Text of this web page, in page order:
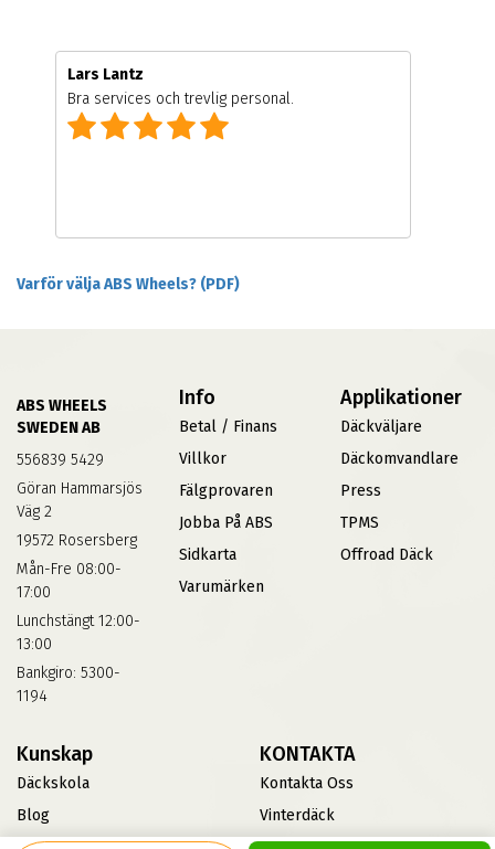
Lars Lantz
Bra services och trevlig personal.
Varför välja ABS Wheels? (PDF)
ABS WHEELS
SWEDEN AB
556839 5429
Göran Hammarsjös
Väg 2
19572 Rosersberg
Mån-Fre 08:00-
17:00
Lunchstängt 12:00-
13:00
Bankgiro: 5300-
1194
Info
Betal / Finans
Villkor
Fälgprovaren
Jobba På ABS
Sidkarta
Varumärken
Applikationer
Däckväljare
Däckomvandlare
Press
TPMS
Offroad Däck
Kunskap
Däckskola
Blog
KONTAKTA
Kontakta Oss
Vinterdäck